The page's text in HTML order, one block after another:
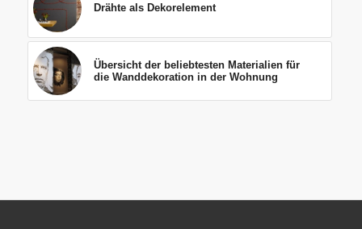
Drähte als Dekorelement
Übersicht der beliebtesten Materialien für
die Wanddekoration in der Wohnung